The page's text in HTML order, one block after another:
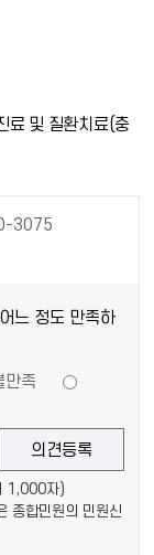
료 및 질환치료(충
3075
느 정도 만족하
만족
1,000자)
종합민원의 민원신